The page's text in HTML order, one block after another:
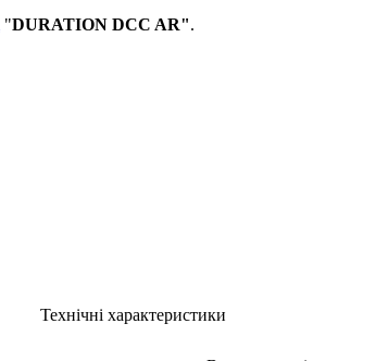
"DURATION DСC AR".
Технічні характеристики